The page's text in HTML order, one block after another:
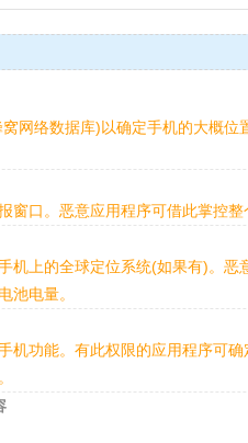
网络数据库)以确定手机的大概
窗口。恶意应用程序可借此掌控
机上的全球定位系统(如果有)。恶
池电量。
机功能。有此权限的应用程序可